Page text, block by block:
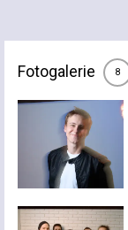
Fotogalerie 8